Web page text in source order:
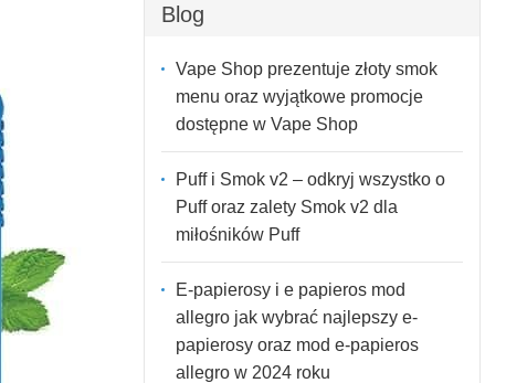
Blog
Vape Shop prezentuje złoty smok
menu oraz wyjątkowe promocje
dostępne w Vape Shop
Puff i Smok v2 – odkryj wszystko o
Puff oraz zalety Smok v2 dla
miłośników Puff
E-papierosy i e papieros mod
allegro jak wybrać najlepszy e-
papierosy oraz mod e-papieros
allegro w 2024 roku